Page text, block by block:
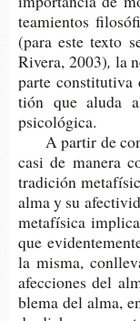
tea­mien­tos
(para este texto
Rive­ra, 2003), la
parte
tión que aluda
psicológica.
A par­tir de
casi de mane­ra
tra­di­ción
alma y su
meta­fí­si­ca
que
la misma,
afec­cio­nes del
ble­ma del alma,